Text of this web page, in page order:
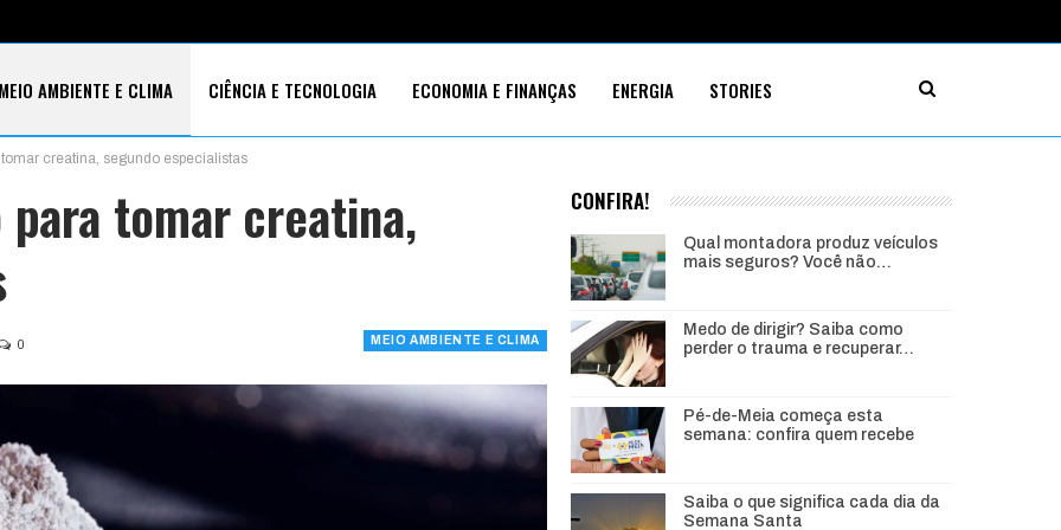
MEIO AMBIENTE E CLIMA CIÊNCIA E TECNOLOGIA ECONOMIA E FINANÇAS ENERGIA STORIES
creatina, segundo especialistas
tomar creatina,
MEIO AMBIENTE E CLIMA
0
CONFIRA!
Qual montadora produz veículos
mais seguros? Você não…
Medo de dirigir? Saiba como
perder o trauma e recuperar…
Pé-de-Meia começa esta
semana: confira quem recebe
Saiba o que significa cada dia da
Semana Santa